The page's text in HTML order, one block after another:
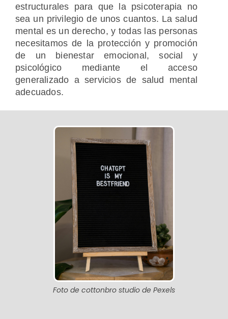
Foto de cottonbro studio de Pexels
estructurales para que la psicoterapia no
sea un privilegio de unos cuantos. La salud
mental es un derecho, y todas las personas
necesitamos de la protección y promoción
de un bienestar emocional, social y
psicológico mediante el acceso
generalizado a servicios de salud mental
adecuados.